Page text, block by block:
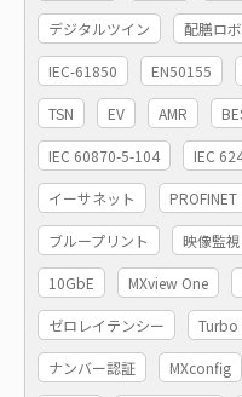
デジタルツイン 配膳ロ
IEC-61850 EN50155
TSN EV AMR
IEC 60870-5-104 IEC
イーサネット PROFINET
ブループリント 映像監視
10GbE MXview One
ゼロレイテンシー
ナンバー認証 MXconfig